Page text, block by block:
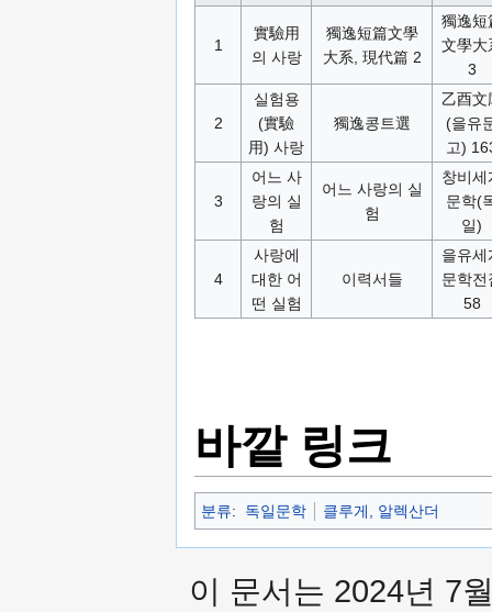
1
實驗用
의 사랑
獨逸短篇文學
大系, 現代篇 2
獨逸短
文學大
3
2
실험용
(實驗
用) 사랑
獨逸콩트選
乙酉文
(을유
고)
3
어느 사
랑의 실
험
어느 사랑의 실
험
창비세
문학(
일)
4
사랑에
대한 어
떤 실험
이력서들
을유세
문학전
58
바깥 링크
분류: 독일문학 클루게, 알렉산더
이 문서는 2024년 7